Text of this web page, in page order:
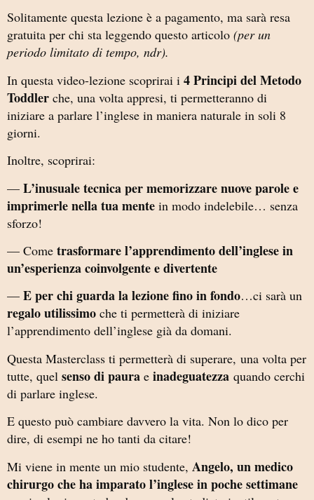
Solitamente questa lezione è a pagamento, ma sarà resa
gratuita per chi sta leggendo questo articolo (per un
periodo limitato di tempo, ndr).
In questa video-lezione scoprirai i 4 Principi del Metodo
Toddler che, una volta appresi, ti permetteranno di
iniziare a parlare l’inglese in maniera naturale in soli 8
giorni.
Inoltre, scoprirai:
— L’inusuale tecnica per memorizzare nuove parole e
imprimerle nella tua mente in modo indelebile… senza
sforzo!
— Come trasformare l’apprendimento dell’inglese in
un’esperienza coinvolgente e divertente
— E per chi guarda la lezione fino in fondo…ci sarà un
regalo utilissimo che ti permetterà di iniziare
l’apprendimento dell’inglese già da domani.
Questa Masterclass ti permetterà di superare, una volta per
tutte, quel senso di paura e inadeguatezza quando cerchi
di parlare inglese.
E questo può cambiare davvero la vita. Non lo dico per
dire, di esempi ne ho tanti da citare!
Mi viene in mente un mio studente, Angelo, un medico
chirurgo che ha imparato l’inglese in poche settimane